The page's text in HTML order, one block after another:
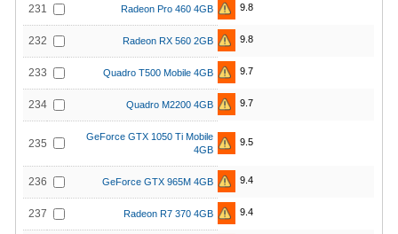
231 Radeon Pro 460 4GB 9.8
232 Radeon RX 560 2GB 9.8
233 Quadro T500 Mobile 4GB 9.7
234 Quadro M2200 4GB 9.7
235
GeForce GTX 1050 Ti Mobile
4GB
9.5
236 GeForce GTX 965M 4GB 9.4
237 Radeon R7 370 4GB 9.4